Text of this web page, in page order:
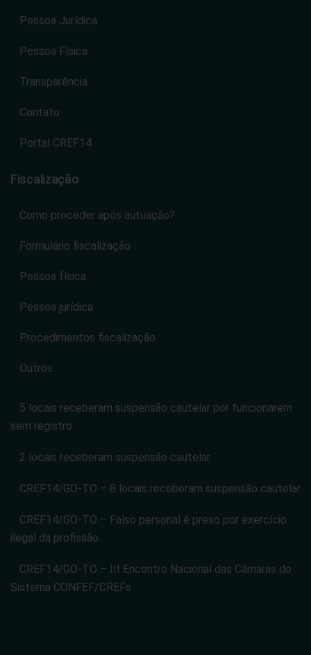
Pessoa Jurídica
Pessoa Física
Transparência
Contato
Portal CREF14
Fiscalização
Como proceder após autuação?
Formulário fiscalização
Pessoa física
Pessoa jurídica
Procedimentos fiscalização
Outros
5 locais receberam suspensão cautelar por funcionarem
sem registro
2 locais receberam suspensão cautelar
CREF14/GO-TO – 8 locais receberam suspensão cautelar
CREF14/GO-TO – Falso personal é preso por exercício
ilegal da profissão
CREF14/GO-TO – III Encontro Nacional das Câmaras do
Sistema CONFEF/CREFs